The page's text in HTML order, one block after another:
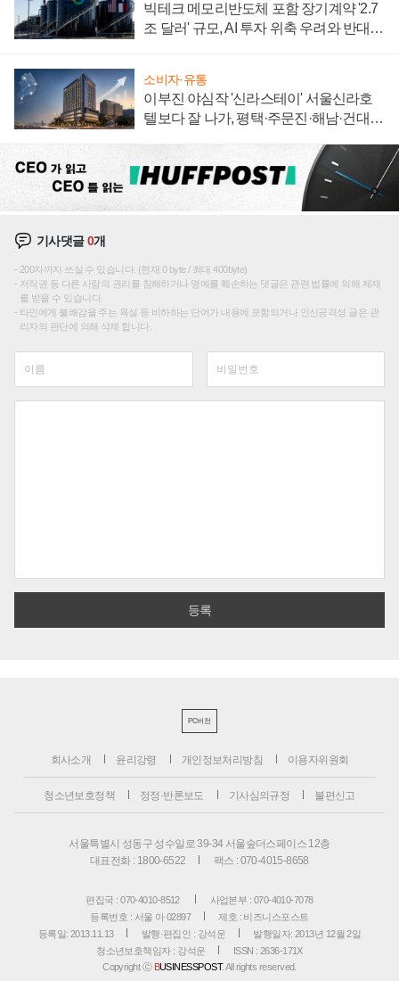
빅테크 메모리반도체 포함 장기계약 '2.7
조 달러' 규모, AI 투자 위축 우려와 반대
소비자·유통
이부진 야심작 '신라스테이' 서울신라호
텔보다 잘 나가, 평택·주문진·해남·건대로
기사댓글0개
200자까지 쓰실 수 있습니다. (현재 0 byte / 최대 400byte)
저작권 등 다른 사람의 권리를 침해하거나 명예를 훼손하는 댓글은 관련 법률에 의해 제재
를 받을 수 있습니다.
타인에게 불쾌감을 주는 욕설 등 비하하는 단어가 내용에 포함되거나 인신공격성 글은 관
리자의 판단에 의해 삭제 합니다.
PC버전
회사소개 윤리강령 개인정보처리방침 이용자위원회
청소년보호정책 정정·반론보도 기사심의규정 불편신고
서울특별시 성동구 성수일로 39-34 서울숲더스페이스 12층
대표전화 : 1800-6522
팩스 : 070-4015-8658
편집국 : 070-4010-8512
사업본부 : 070-4010-7078
등록번호 : 서울 아 02897
제호 : 비즈니스포스트
등록일: 2013.11.13
발행·편집인 : 강석운
발행일자: 2013년 12월 2일
청소년보호책임자 : 강석운
ISSN : 2636-171X
Copyright ⓒ BUSINESSPOST. All rights reserved.